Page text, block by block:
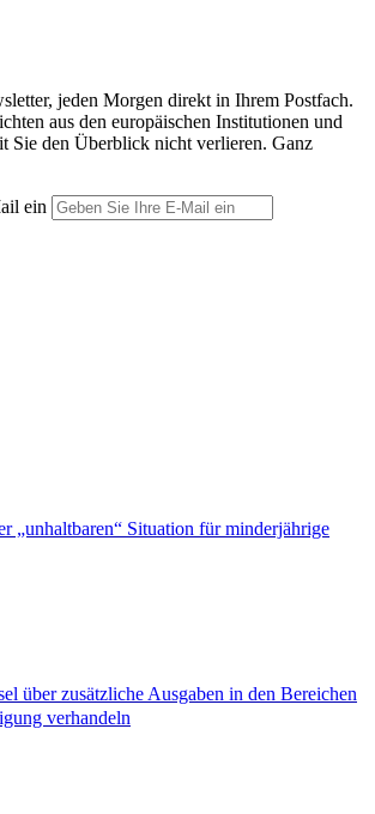
jeden Morgen direkt in Ihrem Postfach.
aus den europäischen Institutionen und
Sie den Überblick nicht verlieren. Ganz
ein
„unhaltbaren“ Situation für minderjährige
über zusätzliche Ausgaben in den Bereichen
verhandeln